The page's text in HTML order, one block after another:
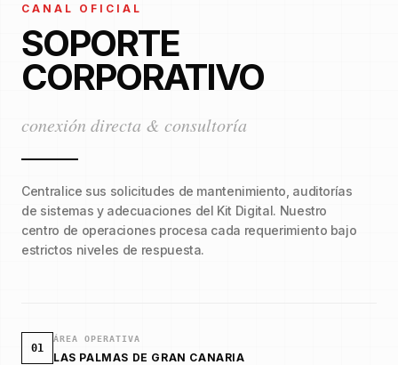
CANAL OFICIAL
SOPORTE
CORPORATIVO
conexión directa & consultoría
Centralice sus solicitudes de mantenimiento, auditorías
de sistemas y adecuaciones del Kit Digital. Nuestro
centro de operaciones procesa cada requerimiento bajo
estrictos niveles de respuesta.
01
ÁREA OPERATIVA
LAS PALMAS DE GRAN CANARIA